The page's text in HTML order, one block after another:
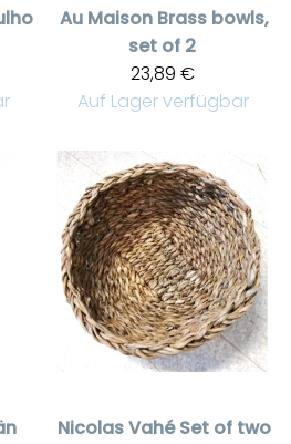
Au Maison Brass bowls,
set of 2
23,89 €
Auf Lager verfügbar
Nicolas Vahé Set of two